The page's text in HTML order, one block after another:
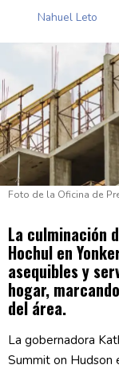
Nahuel Leto
Foto de la Oficina de
La culminación
Hochul en
asequibles y
hogar,
del área.
La gobernadora
Summit on Hudson